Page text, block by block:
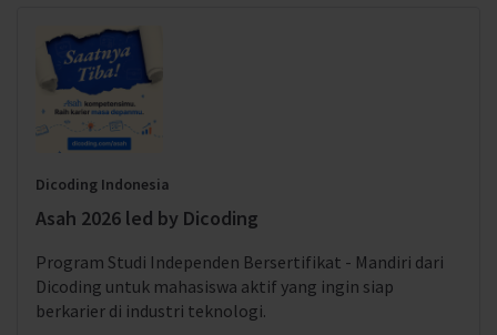
Dicoding Indonesia
Asah 2026 led by Dicoding
Program Studi Independen Bersertifikat - Mandiri dari
Dicoding untuk mahasiswa aktif yang ingin siap
berkarier di industri teknologi.